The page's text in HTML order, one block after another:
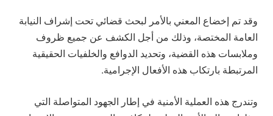
وقد تم إخضاع المعني بالأمر لبحث قضائي تحت إشراف النيابة
العامة المختصة، وذلك من أجل الكشف عن جميع ظروف
وملابسات هذه القضية، وتحديد الدوافع والخلفيات الحقيقية
المرتبطة بارتكاب هذه الأفعال الإجرامية.
وتندرج هذه العملية الأمنية في إطار الجهود المتواصلة التي